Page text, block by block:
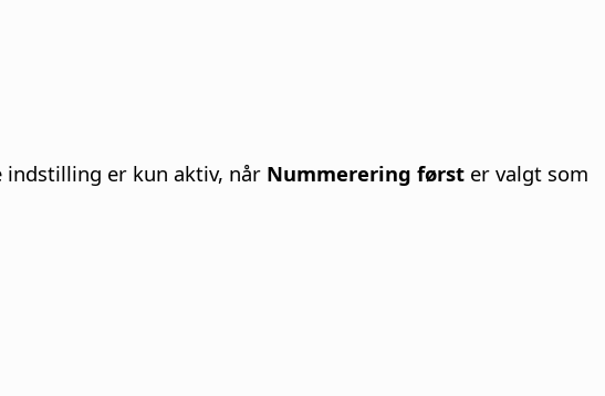
indstilling er kun aktiv, når Nummerering først er valgt som